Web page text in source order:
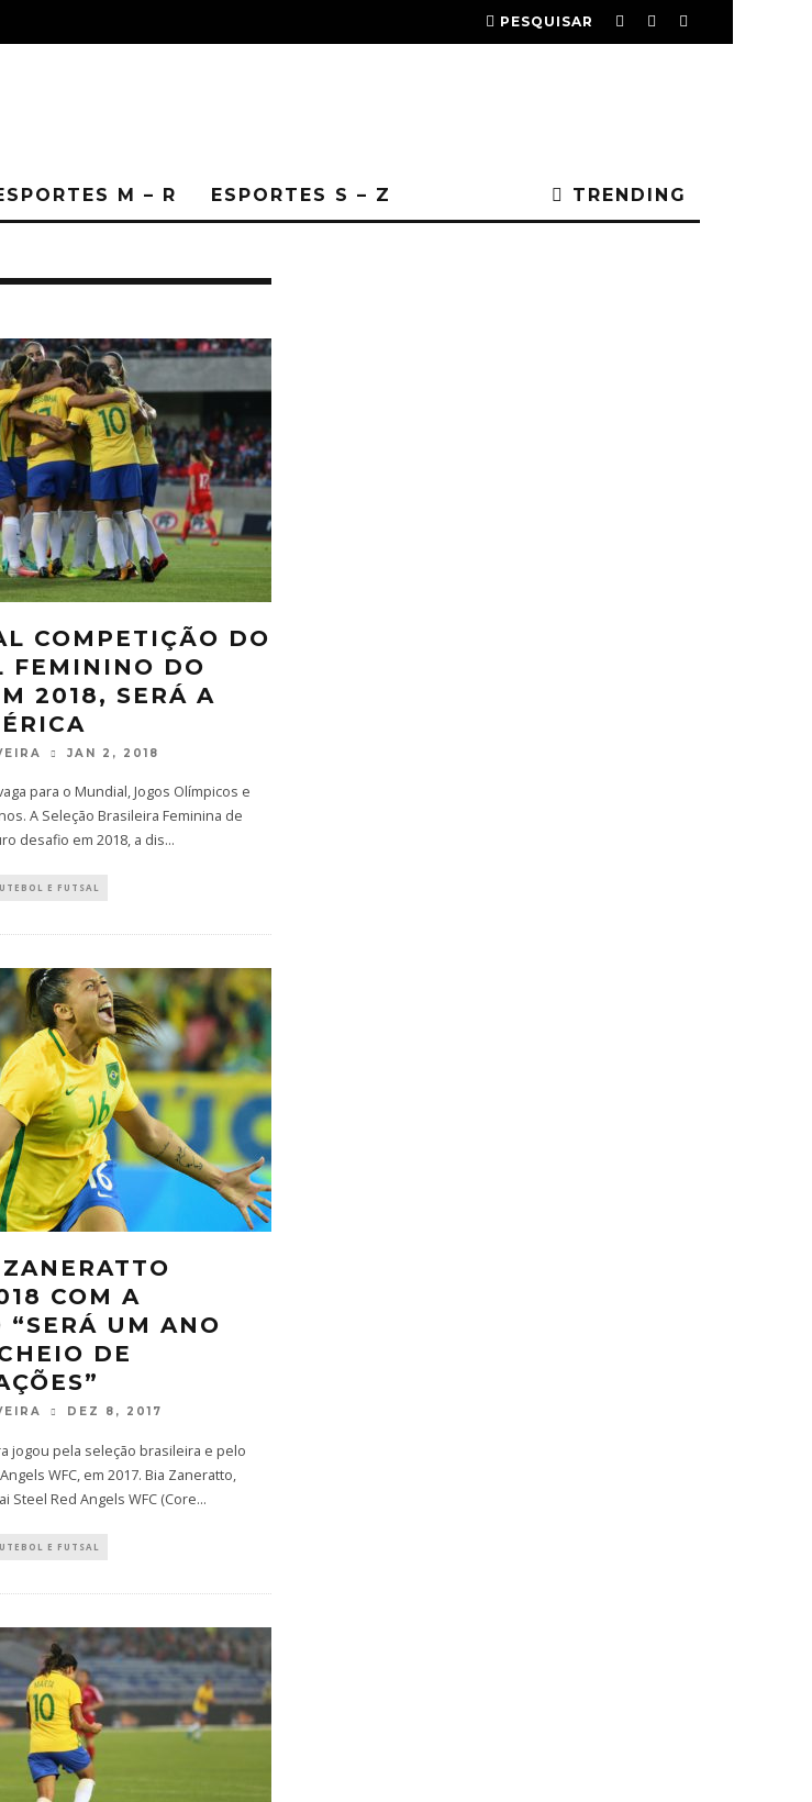
PESQUISAR
M – R ESPORTES S – Z TRENDING
COMPETIÇÃO DO
FEMININO DO
2018, SERÁ A
JAN 2, 2018
para o Mundial, Jogos Olímpicos e
A Seleção Brasileira Feminina de
desafio em 2018, a dis...
E FUTSAL
COM A
“SERÁ UM ANO
DE
DEZ 8, 2017
jogou pela seleção brasileira e pelo
WFC, em 2017. Bia Zaneratto,
Steel Red Angels WFC (Core...
E FUTSAL